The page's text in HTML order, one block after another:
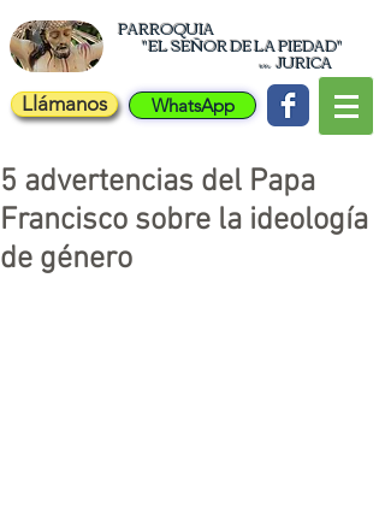
PARROQUIA
"ELSEÑOR DE LA PIEDAD"
enJURICA
Llámanos WhatsApp
5 advertencias del Papa
Francisco sobre la ideología
de género